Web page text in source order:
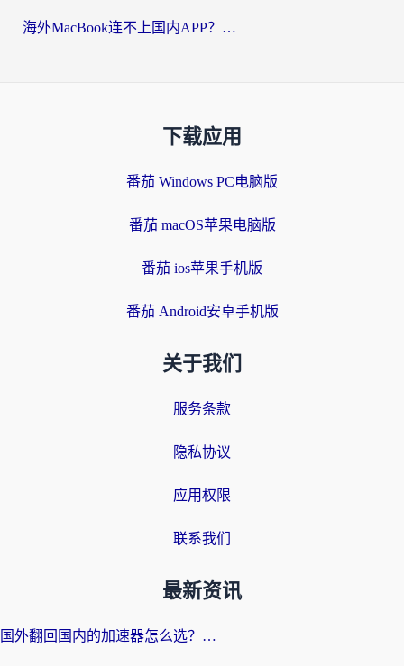
海外MacBook连不上国内APP？选对回国VPN，告别地区限制的烦恼
下载应用
番茄 Windows PC电脑版
番茄 macOS苹果电脑版
番茄 ios苹果手机版
番茄 Android安卓手机版
关于我们
服务条款
隐私协议
应用权限
联系我们
最新资讯
国外翻回国内的加速器怎么选？海外党亲测实用指南，告别地域限制